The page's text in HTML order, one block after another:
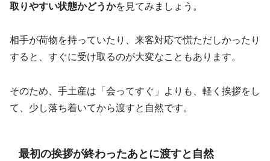
取りやすい状態かどうかを見てみましょう。
相手が荷物を持っていたり、来客対応で慌ただしかったり
すると、すぐに受け取るのが大変なこともあります。
そのため、手土産は「会ってすぐ」よりも、軽く挨拶をし
て、少し落ち着いてから渡すと自然です。
最初の挨拶が終わったあとに渡すと自然